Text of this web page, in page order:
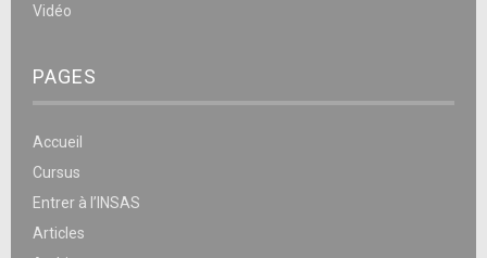
Vidéo
PAGES
Accueil
Cursus
Entrer à l’INSAS
Articles